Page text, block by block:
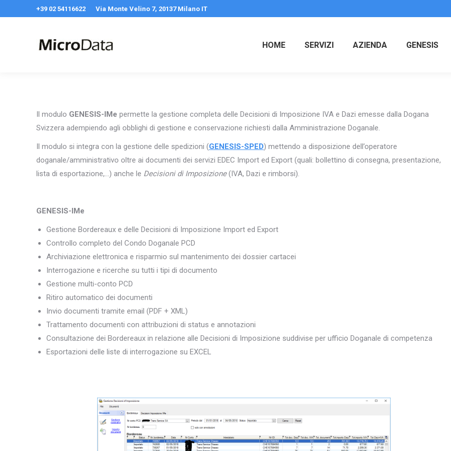
+39 02 54116622 Via Monte Velino 7, 20137 Milano IT
HOME SERVIZI AZIENDA GENESIS
Il modulo GENESIS-IMe permette la gestione completa delle Decisioni di Imposizione IVA e Dazi emesse dalla Dogana
Svizzera adempiendo agli obblighi di gestione e conservazione richiesti dalla Amministrazione Doganale.
Il modulo si integra con la gestione delle spedizioni (GENESIS-SPED) mettendo a disposizione dell’operatore
doganale/amministrativo oltre ai documenti dei servizi EDEC Import ed Export (quali: bollettino di consegna, presentazione,
lista di esportazione,…) anche le Decisioni di Imposizione(IVA, Dazi e rimborsi).
GENESIS-IMe
Gestione Bordereaux e delle Decisioni di Imposizione Import ed Export
Controllo completo del Condo Doganale PCD
Archiviazione elettronica e risparmio sul mantenimento dei dossier cartacei
Interrogazione e ricerche su tutti i tipi di documento
Gestione multi-conto PCD
Ritiro automatico dei documenti
Invio documenti tramite email (PDF + XML)
Trattamento documenti con attribuzioni di status e annotazioni
Consultazione dei Bordereaux in relazione alle Decisioni di Imposizione suddivise per ufficio Doganale di competenza
Esportazioni delle liste di interrogazione su EXCEL